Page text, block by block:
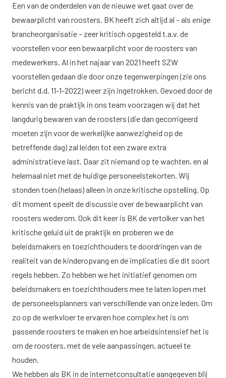
Een van de onderdelen van de nieuwe wet gaat over de
bewaarplicht van roosters. BK heeft zich altijd al – als enige
brancheorganisatie – zeer kritisch opgesteld t.a.v. de
voorstellen voor een bewaarplicht voor de roosters van
medewerkers. Al in het najaar van 2021 heeft SZW
voorstellen gedaan die door onze tegenwerpingen (zieons
bericht d.d. 11-1-2022) weer zijn ingetrokken. Gevoed door de
kennis van de praktijk in ons team voorzagen wij dat het
langdurig bewaren van de roosters (die dan gecorrigeerd
moeten zijn voor de werkelijke aanwezigheid op de
betreffende dag) zal leiden tot een zware extra
administratieve last. Daar zit niemand op te wachten, en al
helemaal niet met de huidige personeelstekorten. Wij
stonden toen (helaas) alleen in onze kritische opstelling. Op
dit moment speelt de discussie over de bewaarplicht van
roosters wederom. Ook dit keer is BK de vertolker van het
kritische geluid uit de praktijk en proberen we de
beleidsmakers en toezichthouders te doordringen van de
realiteit van de kinderopvang en de implicaties die dit soort
regels hebben. Zo hebben we het initiatief genomen om
beleidsmakers en toezichthouders mee te laten lopen met
de personeelsplanners van verschillende van onze leden. Om
zo op de werkvloer te ervaren hoe complex het is om
passende roosters te maken en hoe arbeidsintensief het is
om de roosters, met de vele aanpassingen, actueel te
houden.
We hebben als BK in de internetconsultatie aangegeven blij